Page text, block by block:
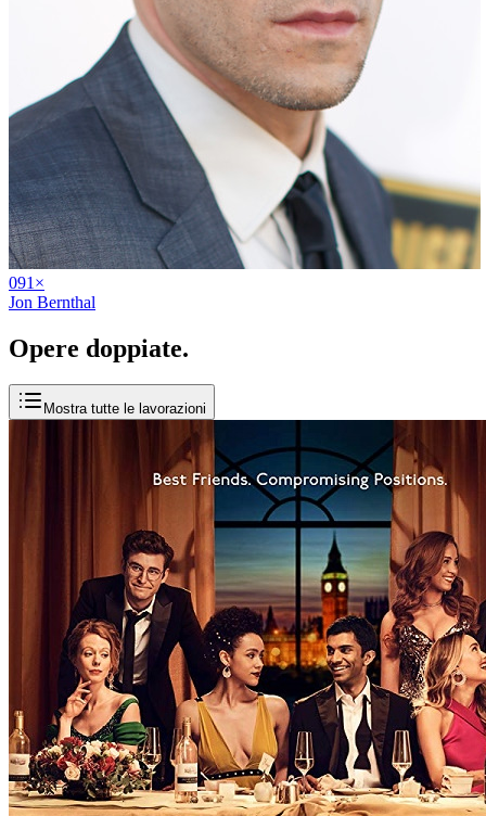
091 ×
Jon Bernthal
Opere doppiate.
Mostra tutte le lavorazioni